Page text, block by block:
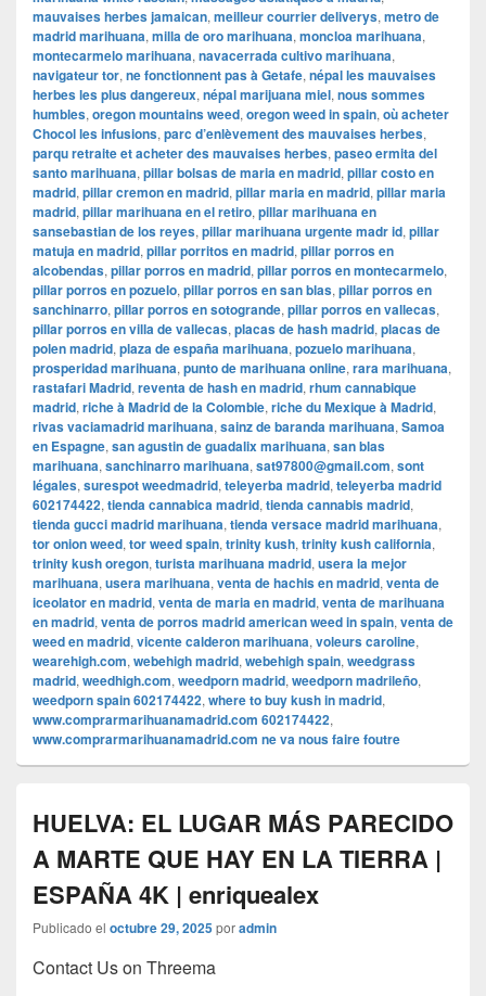
mauvaises herbes jamaican, meilleur courrier deliverys, metro de
madrid marihuana, milla de oro marihuana, moncloa marihuana,
montecarmelo marihuana, navacerrada cultivo marihuana,
navigateur tor, ne fonctionnent pas à Getafe, népal les mauvaises
herbes les plus dangereux, népal marijuana miel, nous sommes
humbles, oregon mountains weed, oregon weed in spain, où acheter
Chocol les infusions, parc d’enlèvement des mauvaises herbes,
parqu retraite et acheter des mauvaises herbes, paseo ermita del
santo marihuana, pillar bolsas de maria en madrid, pillar costo en
madrid, pillar cremon en madrid, pillar maria en madrid, pillar maria
madrid, pillar marihuana en el retiro, pillar marihuana en
sansebastian de los reyes, pillar marihuana urgente madr id, pillar
matuja en madrid, pillar porritos en madrid, pillar porros en
alcobendas, pillar porros en madrid, pillar porros en montecarmelo,
pillar porros en pozuelo, pillar porros en san blas, pillar porros en
sanchinarro, pillar porros en sotogrande, pillar porros en vallecas,
pillar porros en villa de vallecas, placas de hash madrid, placas de
polen madrid, plaza de españa marihuana, pozuelo marihuana,
prosperidad marihuana, punto de marihuana online, rara marihuana,
rastafari Madrid, reventa de hash en madrid, rhum cannabique
madrid, riche à Madrid de la Colombie, riche du Mexique à Madrid,
rivas vaciamadrid marihuana, sainz de baranda marihuana, Samoa
en Espagne, san agustin de guadalix marihuana, san blas
marihuana, sanchinarro marihuana, sat97800@gmail.com, sont
légales, surespot weedmadrid, teleyerba madrid, teleyerba madrid
602174422, tienda cannabica madrid, tienda cannabis madrid,
tienda gucci madrid marihuana, tienda versace madrid marihuana,
tor onion weed, tor weed spain, trinity kush, trinity kush california,
trinity kush oregon, turista marihuana madrid, usera la mejor
marihuana, usera marihuana, venta de hachis en madrid, venta de
iceolator en madrid, venta de maria en madrid, venta de marihuana
en madrid, venta de porros madrid american weed in spain, venta de
weed en madrid, vicente calderon marihuana, voleurs caroline,
wearehigh.com, webehigh madrid, webehigh spain, weedgrass
madrid, weedhigh.com, weedporn madrid, weedporn madrileño,
weedporn spain 602174422, where to buy kush in madrid,
www.comprarmarihuanamadrid.com 602174422,
www.comprarmarihuanamadrid.com ne va nous faire foutre
HUELVA: EL LUGAR MÁS PARECIDO
A MARTE QUE HAY EN LA TIERRA |
ESPAÑA 4K | enriquealex
Publicado el octubre 29, 2025poradmin
Contact Us on Threema